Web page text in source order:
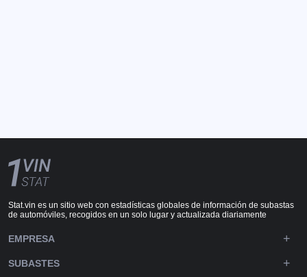
Stat.vin es un sitio web con estadísticas globales de información de subastas
de automóviles, recogidos en un solo lugar y actualizada diariamente
EMPRESA
SUBASTES